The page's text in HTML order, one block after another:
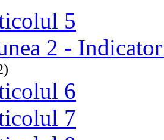
5
2 -
6
7